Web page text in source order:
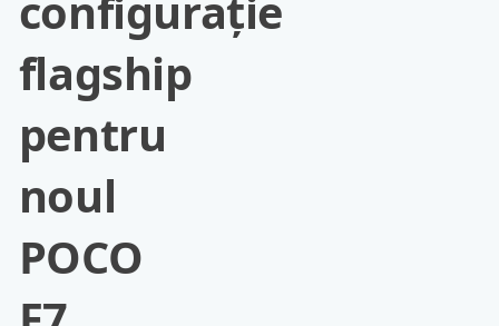
configurație
flagship
pentru
noul
POCO